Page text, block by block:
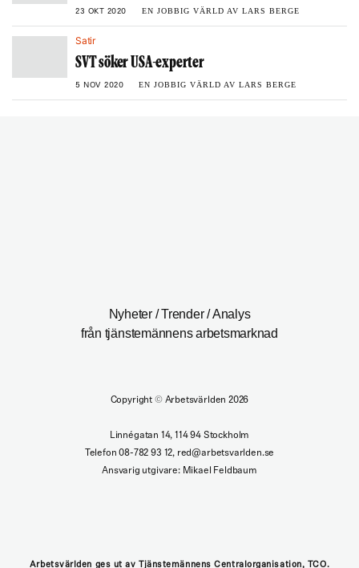
23 OKT 2020 EN JOBBIG VÄRLD AV LARS BERGE
Satir
SVT söker USA-experter
5 NOV 2020 EN JOBBIG VÄRLD AV LARS BERGE
Nyheter / Trender / Analys
från tjänstemännens arbetsmarknad
Copyright ©Arbetsvärlden 2026
Linnégatan 14, 114 94 Stockholm
Telefon 08-782 93 12, red@arbetsvarlden.se
Ansvarig utgivare: Mikael Feldbaum
Arbetsvärlden ges ut av Tjänstemännens Centralorganisation, TCO.